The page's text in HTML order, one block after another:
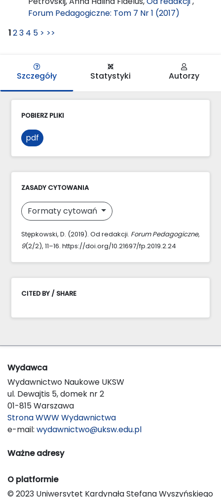
Forum Pedagogiczne: Tom 7 Nr 1 (2017)
123 4 5 > >>
Szczegóły Statystyki Autorzy
POBIERZ PLIKI
pdf
ZASADY CYTOWANIA
Formaty cytowań
Stępkowski, D. (2019). Od redakcji. Forum Pedagogiczne,
9(2/2), 11–16. https://doi.org/10.21697/fp.2019.2.24
CITED BY / SHARE
Wydawca
Wydawnictwo Naukowe UKSW
ul. Dewajtis 5, domek nr 2
01-815 Warszawa
Strona WWW Wydawnictwa
e-mail: wydawnictwo@uksw.edu.pl
Ważne adresy
O platformie
© 2023 Uniwersytet Kardynała Stefana Wyszyńskiego